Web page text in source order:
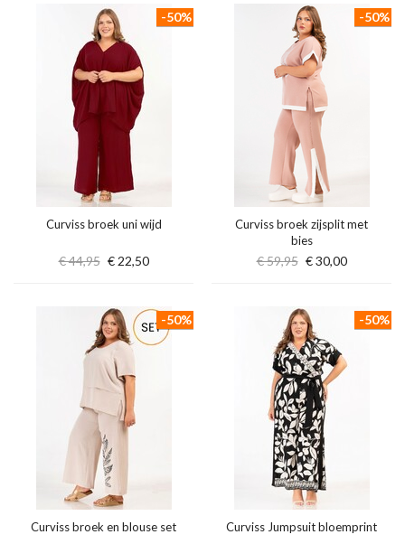
Curviss broek uni wijd
€ 44,95 € 22,50
-50%
Curviss broek zijsplit met
bies
€ 59,95 € 30,00
-50%
Curviss broek en blouse set
-50%
Curviss Jumpsuit bloemprint
-50%